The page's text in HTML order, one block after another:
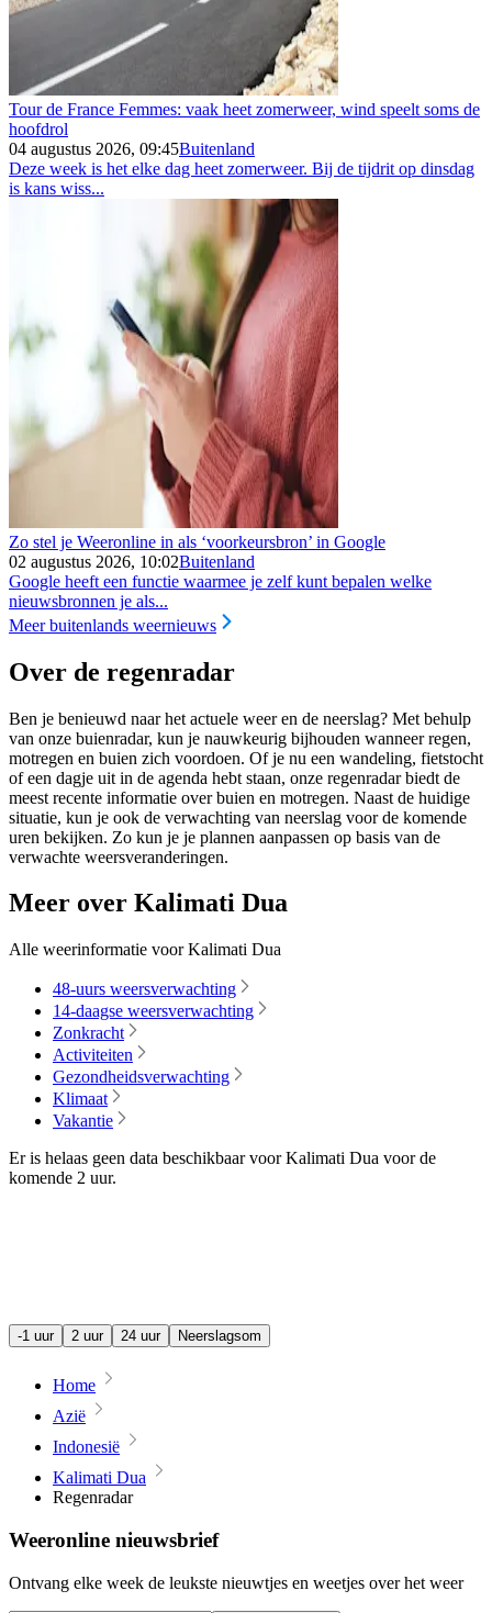
Tour de France Femmes: vaak heet zomerweer, wind speelt soms de
hoofdrol
04 augustus 2026, 09:45Buitenland
Deze week is het elke dag heet zomerweer. Bij de tijdrit op dinsdag
is kans wiss...
Zo stel je Weeronline in als ‘voorkeursbron’ in Google
02 augustus 2026, 10:02Buitenland
Google heeft een functie waarmee je zelf kunt bepalen welke
nieuwsbronnen je als...
Meer buitenlands weernieuws
Over de regenradar
Ben je benieuwd naar het actuele weer en de neerslag? Met behulp
van onze buienradar, kun je nauwkeurig bijhouden wanneer regen,
motregen en buien zich voordoen. Of je nu een wandeling, fietstocht
of een dagje uit in de agenda hebt staan, onze regenradar biedt de
meest recente informatie over buien en motregen. Naast de huidige
situatie, kun je ook de verwachting van neerslag voor de komende
uren bekijken. Zo kun je je plannen aanpassen op basis van de
verwachte weersveranderingen.
Meer over Kalimati Dua
Alle weerinformatie voor Kalimati Dua
48-uurs weersverwachting
14-daagse weersverwachting
Zonkracht
Activiteiten
Gezondheidsverwachting
Klimaat
Vakantie
Er is helaas geen data beschikbaar voor Kalimati Dua voor de
komende 2 uur.
-1 uur 2 uur 24 uur Neerslagsom
Home
Azië
Indonesië
Kalimati Dua
Regenradar
Weeronline nieuwsbrief
Ontvang elke week de leukste nieuwtjes en weetjes over het weer